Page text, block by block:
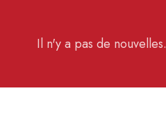
Il n'y a pas de nouvelles.